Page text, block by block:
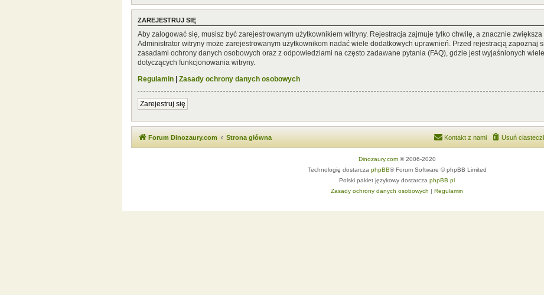
ZAREJESTRUJ SIĘ
Aby zalogować się, musisz być zarejestrowanym użytkownikiem witryny. Rejestracja zajmuje tylko chwilę, a znacznie
Administrator witryny może zarejestrowanym użytkownikom nadać wiele dodatkowych uprawnień. Przed rejestracją zapoznaj
zasadami ochrony danych osobowych oraz z odpowiedziami na często zadawane pytania (FAQ), gdzie jest wyjaśnionych
dotyczących funkcjonowania witryny.
Regulamin | Zasady ochrony danych osobowych
Zarejestruj się
Forum Dinozaury.com Strona główna Usuń
Kontakt z nami
Dinozaury.com© 2006-2020
Technologię dostarcza phpBB® Forum Software © phpBB Limited
Polski pakiet językowy dostarcza phpBB.pl
Zasady ochrony danych osobowych | Regulamin